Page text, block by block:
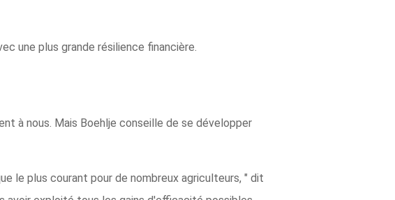
une plus grande résilience financière.
à nous. Mais Boehlje conseille de se développer
le plus courant pour de nombreux agriculteurs, " dit